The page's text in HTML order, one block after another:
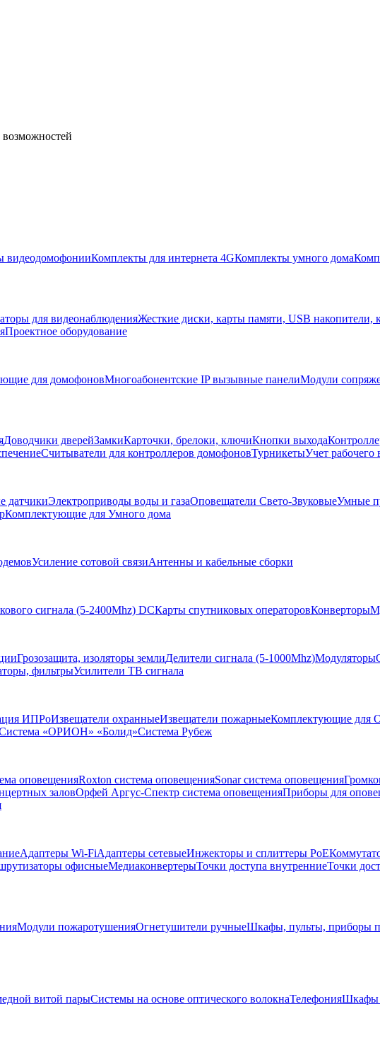
видеодомофонииКомплекты для интернета 4GКомплекты умного дома
для видеонаблюденияЖесткие диски, карты памяти, USB накопители,
Проектное оборудование
для домофоновМногоабонентские IP вызывные панелиМодули
Доводчики дверейЗамкиКарточки, брелоки, ключиКнопки выхода
Считыватели для контроллеров домофоновТурникетыУчет рабочего
датчикиЭлектроприводы воды и газаОповещатели Свето-ЗвуковыеУмные
Комплектующие для Умного дома
Усиление сотовой связиАнтенны и кабельные сборки
сигнала (5-2400Mhz) DCКарты спутниковых операторовКонверторы
Грозозащита, изоляторы землиДелители сигнала (5-1000Mhz)Модуляторы
фильтрыУсилители ТВ сигнала
ИПРоИзвещатели охранныеИзвещатели пожарныеКомплектующие для
«ОРИОН» «Болид»Система Рубеж
оповещенияRoxton система оповещенияSonar система оповещения
заловОрфей Аргус-Спектр система оповещенияПриборы для
Адаптеры Wi-FiАдаптеры сетевыеИнжекторы и сплиттеры РоЕ
офисныеМедиаконвертерыТочки доступа внутренниеТочки
Модули пожаротушенияОгнетушители ручныеШкафы, пульты, приборы
витой парыСистемы на основе оптического волокнаТелефонияШкафы